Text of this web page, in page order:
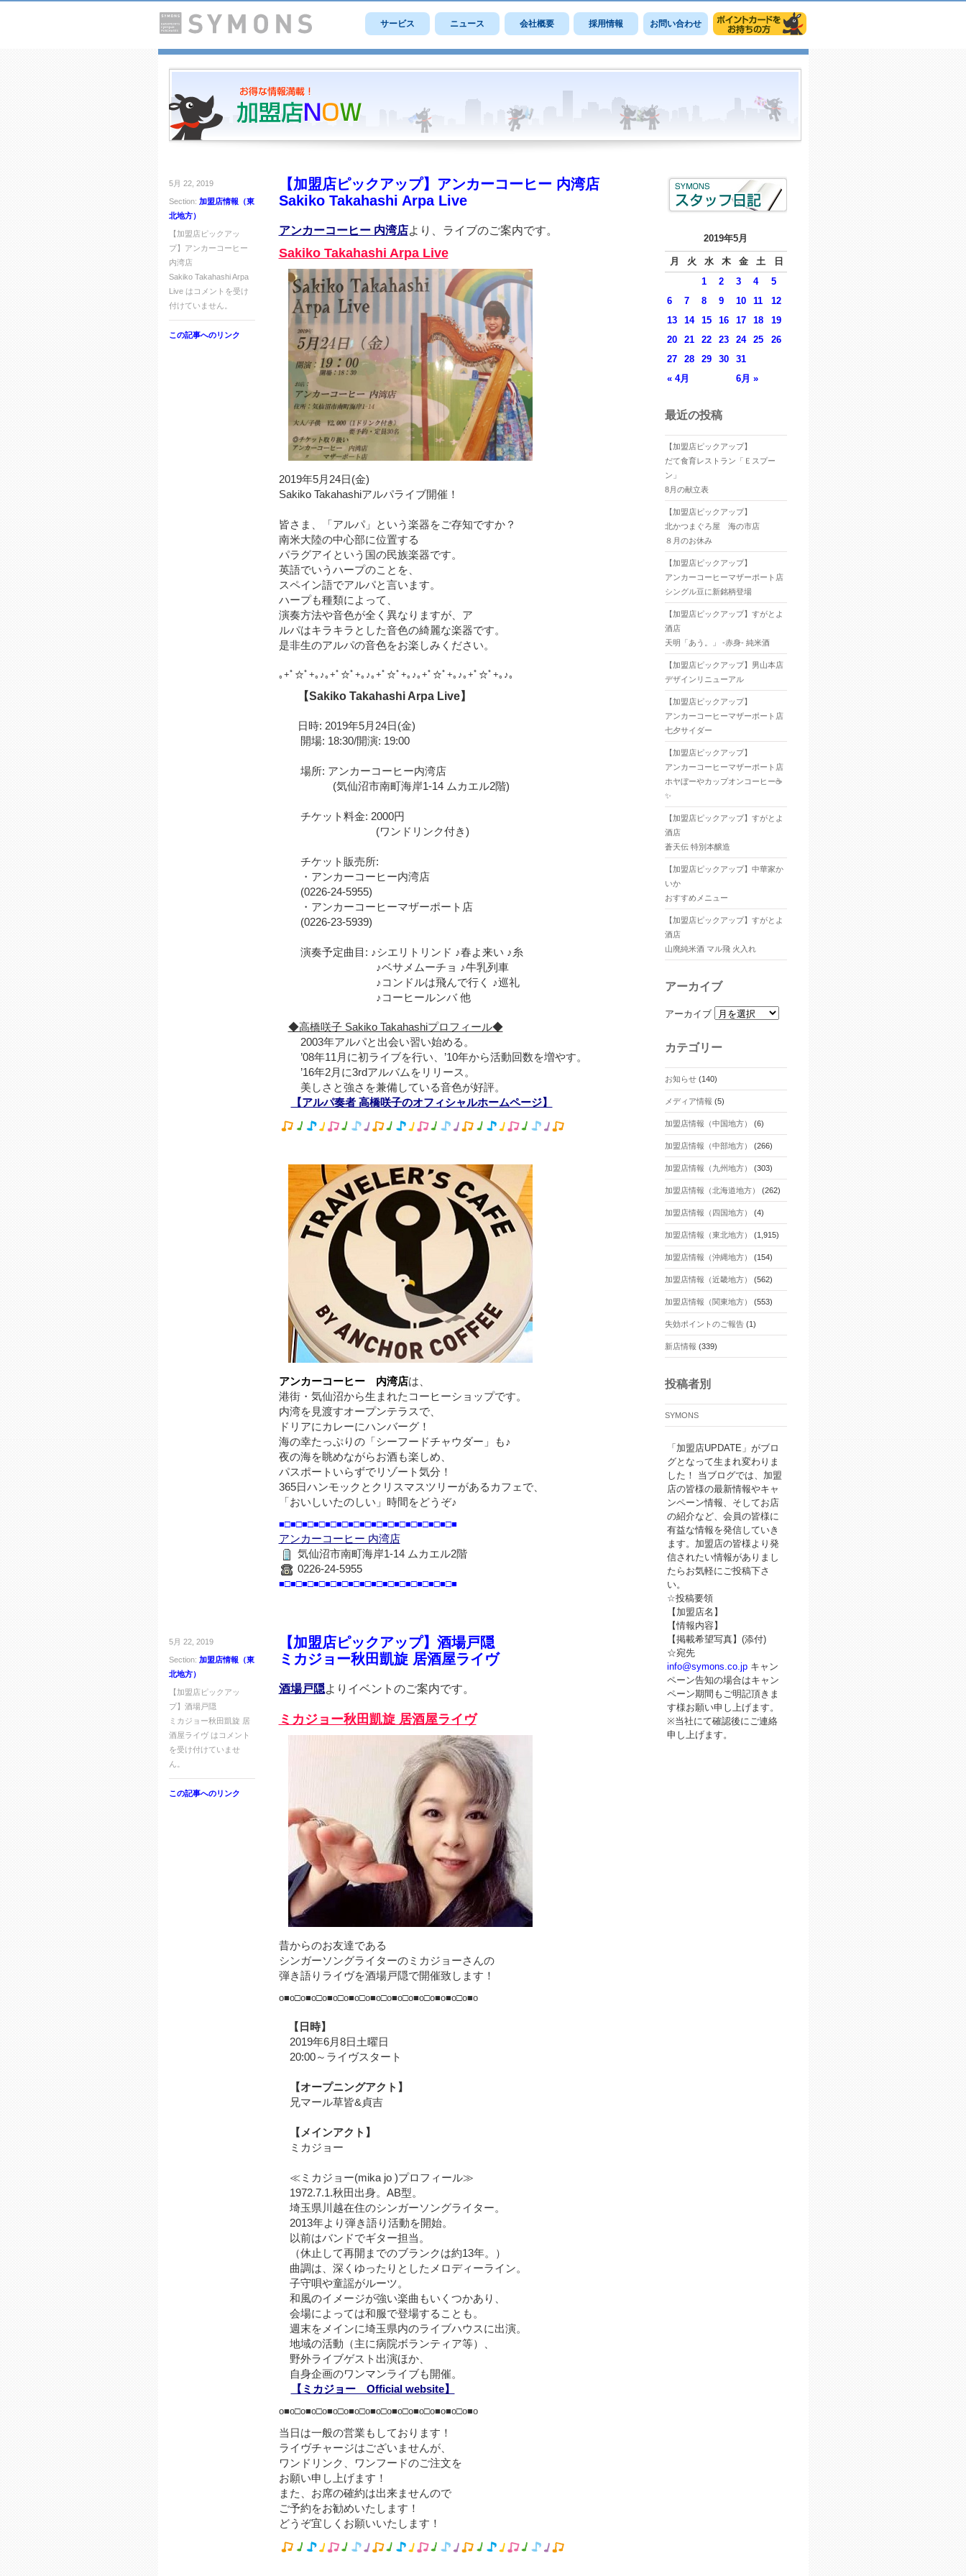
サービス ニュース 会社概要 採用情報 お問い合わせ
5月 22, 2019
Section: 加盟店情報（東
北地方）
【加盟店ピックアッ
プ】アンカーコーヒー
内湾店
Sakiko Takahashi Arpa
Live は コメントを受け
付けていません。
この記事へのリンク
【加盟店ピックアップ】アンカーコーヒー 内湾店
Sakiko Takahashi Arpa Live
アンカーコーヒー 内湾店より、ライブのご案内です。
Sakiko Takahashi Arpa Live
2019年5月24日(金)
Sakiko Takahashiアルパライブ開催！
皆さま、「アルパ」という楽器をご存知ですか？
南米大陸の中心部に位置する
パラグアイという国の民族楽器です。
英語でいうハープのことを、
スペイン語でアルパと言います。
ハープも種類によって、
演奏方法や音色が全く異なりますが、ア
ルパはキラキラとした音色の綺麗な楽器です。
是非生のアルパの音色をお楽しみください。
｡+ﾟ☆ﾟ+｡♪｡+ﾟ☆ﾟ+｡♪｡+ﾟ☆ﾟ+｡♪｡+ﾟ☆ﾟ+｡♪｡+ﾟ☆ﾟ+｡♪｡
【Sakiko Takahashi Arpa Live】
日時: 2019年5月24日(金)
開場: 18:30/開演: 19:00
場所: アンカーコーヒー内湾店
(気仙沼市南町海岸1-14 ムカエル2階)
チケット料金: 2000円
(ワンドリンク付き)
チケット販売所:
・アンカーコーヒー内湾店
(0226-24-5955)
・アンカーコーヒーマザーポート店
(0226-23-5939)
演奏予定曲目: ♪シエリトリンド ♪春よ来い ♪糸
♪ベサメムーチョ ♪牛乳列車
♪コンドルは飛んで行く ♪巡礼
♪コーヒールンバ 他
◆高橋咲子 Sakiko Takahashiプロフィール◆
2003年アルパと出会い習い始める。
’08年11月に初ライブを行い、’10年から活動回数を増やす。
’16年2月に3rdアルバムをリリース。
美しさと強さを兼備している音色が好評。
【アルパ奏者 高橋咲子のオフィシャルホームページ】
アンカーコーヒー 内湾店は、
港街・気仙沼から生まれたコーヒーショップです。
内湾を見渡すオープンテラスで、
ドリアにカレーにハンバーグ！
海の幸たっぷりの「シーフードチャウダー」も♪
夜の海を眺めながらお酒も楽しめ、
パスポートいらずでリゾート気分！
365日ハンモックとクリスマスツリーがあるカフェで、
「おいしいたのしい」時間をどうぞ♪
■□■□■□■□■□■□■□■□■□■□■□■□■□■□■□■
アンカーコーヒー 内湾店
気仙沼市南町海岸1-14 ムカエル2階
0226-24-5955
■□■□■□■□■□■□■□■□■□■□■□■□■□■□■□■
5月 22, 2019
Section: 加盟店情報（東
北地方）
【加盟店ピックアッ
プ】酒場戸隠
ミカジョー秋田凱旋 居
酒屋ライヴ は コメント
を受け付けていませ
ん。
この記事へのリンク
【加盟店ピックアップ】酒場戸隠
ミカジョー秋田凱旋 居酒屋ライヴ
酒場戸隠よりイベントのご案内です。
ミカジョー秋田凱旋 居酒屋ライヴ
昔からのお友達である
シンガーソングライターのミカジョーさんの
弾き語りライヴを酒場戸隠で開催致します！
o■o□o■o□o■o□o■o□o■o□o■o□o■o□o■o■o□o■o
【日時】
2019年6月8日土曜日
20:00～ライヴスタート
【オープニングアクト】
兄マール草皆&貞吉
【メインアクト】
ミカジョー
≪ミカジョー(mika jo )プロフィール≫
1972.7.1.秋田出身。AB型。
埼玉県川越在住のシンガーソングライター。
2013年より弾き語り活動を開始。
以前はバンドでギター担当。
（休止して再開までのブランクは約13年。）
曲調は、深くゆったりとしたメロディーライン。
子守唄や童謡がルーツ。
和風のイメージが強い楽曲もいくつかあり、
会場によっては和服で登場することも。
週末をメインに埼玉県内のライブハウスに出演。
地域の活動（主に病院ボランティア等）、
野外ライブゲスト出演ほか、
自身企画のワンマンライブも開催。
【ミカジョー Official website】
o■o□o■o□o■o□o■o□o■o□o■o□o■o□o■o■o□o■o
当日は一般の営業もしております！
ライヴチャージはございませんが、
ワンドリンク、ワンフードのご注文を
お願い申し上げます！
また、お席の確約は出来ませんので
ご予約をお勧めいたします！
どうぞ宜しくお願いいたします！
2019年5月
月 火 水 木 金 土 日
« 4月 6月 »
1 2 3 4
5
6
7 8 9 10 11
12
13
14 15 16 17 18
19
20
21 22 23 24 25
26
27
28 29 30 31
最近の投稿
【加盟店ピックアップ】
だて食育レストラン「Ｅスプー
ン」
8月の献立表
【加盟店ピックアップ】
北かつまぐろ屋 海の市店
８月のお休み
【加盟店ピックアップ】
アンカーコーヒーマザーポート店
シングル豆に新銘柄登場
【加盟店ピックアップ】すがとよ
酒店
天明「あう。」 -赤身- 純米酒
【加盟店ピックアップ】男山本店
デザインリニューアル
【加盟店ピックアップ】
アンカーコーヒーマザーポート店
七夕サイダー
【加盟店ピックアップ】
アンカーコーヒーマザーポート店
ホヤぼーやカップオンコーヒー☕
✨
【加盟店ピックアップ】すがとよ
酒店
蒼天伝 特別本醸造
【加盟店ピックアップ】中華家か
いか
おすすめメニュー
【加盟店ピックアップ】すがとよ
酒店
山廃純米酒 マル飛 火入れ
アーカイブ
アーカイブ
カテゴリー
お知らせ(140)
メディア情報 (5)
加盟店情報（中国地方） (6)
加盟店情報（中部地方） (266)
加盟店情報（九州地方） (303)
加盟店情報（北海道地方） (262)
加盟店情報（四国地方） (4)
加盟店情報（東北地方） (1,915)
加盟店情報（沖縄地方） (154)
加盟店情報（近畿地方） (562)
加盟店情報（関東地方） (553)
失効ポイントのご報告(1)
新店情報 (339)
投稿者別
SYMONS
「加盟店UPDATE」がブロ
グとなって生まれ変わりま
した！ 当ブログでは、加盟
店の皆様の最新情報やキャ
ンペーン情報、そしてお店
の紹介など、会員の皆様に
有益な情報を発信していき
ます。加盟店の皆様より発
信されたい情報がありまし
たらお気軽にご投稿下さ
い。
☆投稿要領
【加盟店名】
【情報内容】
【掲載希望写真】(添付)
☆宛先
info@symons.co.jpキャン
ペーン告知の場合はキャン
ペーン期間もご明記頂きま
す様お願い申し上げます。
※当社にて確認後にご連絡
申し上げます。